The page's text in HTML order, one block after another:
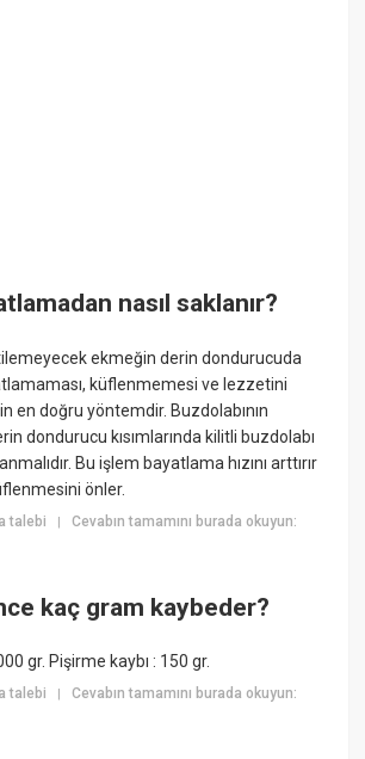
nasıl saklanır?
ekmeğin derin dondurucuda
küflenmemesi ve lezzetini
en doğru yöntemdir. Buzdolabının
dondurucu kısımlarında kilitli buzdolabı
Bu işlem bayatlama hızını arttırır
önler.
talebi |Cevabın tamamını burada okuyun:
kaç gram kaybeder?
gr. Pişirme kaybı : 150 gr.
talebi |Cevabın tamamını burada okuyun: